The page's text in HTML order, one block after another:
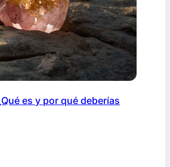
es y por qué deberías